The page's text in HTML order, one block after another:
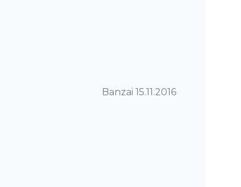
Banzai 15.11.2016